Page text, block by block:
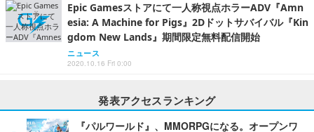
Epic Gamesストアにて一人称視点ホラーADV『Amn
esia: A Machine for Pigs』2Dドットサバイバル『Kin
gdom New Lands』期間限定無料配信開始
ニュース
2020.10.16 Fri 0:00
発表アクセスランキング
『パルワールド』、MMORPGになる。オープンワ